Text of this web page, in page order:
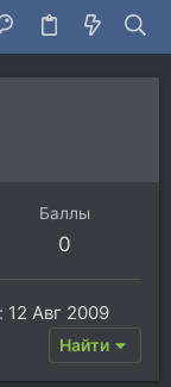
Баллы
0
12 Авг 2009
Найти